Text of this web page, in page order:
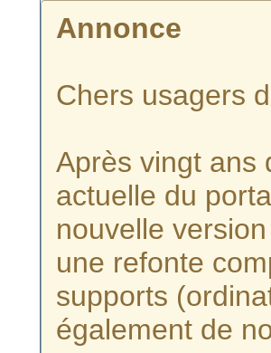
Annonce
Chers usagers
Après vingt ans
actuelle du
nouvelle
une refonte
supports
également de